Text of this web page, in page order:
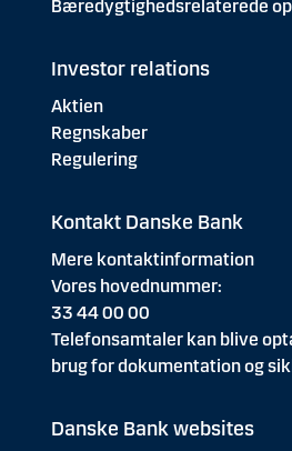
Bæredygtighedsrelaterede
Investor relations
Aktien
Regnskaber
Regulering
Kontakt Danske Bank
Mere kontaktinformation
Vores hovednummer:
33 44 00 00
Telefonsamtaler kan blive
brug for dokumentation og
Danske Bank websites